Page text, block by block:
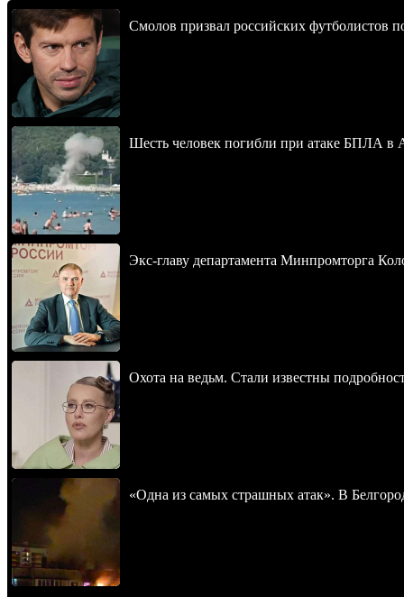
Смолов призвал российских футболистов
Шесть человек погибли при атаке БПЛА в
Экс-главу департамента Минпромторга
Охота на ведьм. Стали известны
«Одна из самых страшных атак». В